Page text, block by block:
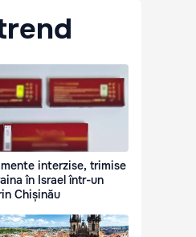
interzise, trimise
în Israel într-un
Chișinău